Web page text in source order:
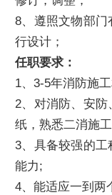
8、遵照文物部
行设计；
任职要求：
1、3-5年消防施
2、对消防、安防
纸，熟悉二消施
3、具备较强的工
能力;
4、能适应一到两